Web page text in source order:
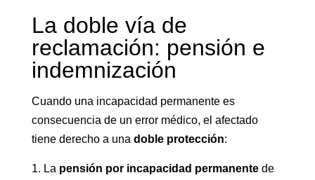
La doble vía de
reclamación: pensión e
indemnización
Cuando una incapacidad permanente es
consecuencia de un error médico, el afectado
tiene derecho a una doble protección:
La pensión por incapacidad permanentede